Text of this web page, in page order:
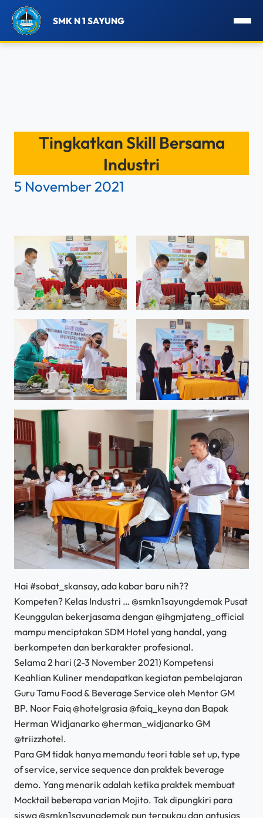
SMK N 1 SAYUNG
Tingkatkan Skill Bersama
Industri
5 November 2021
Hai #sobat_skansay, ada kabar baru nih??
Kompeten? Kelas Industri … @smkn1sayungdemak Pusat
Keunggulan bekerjasama dengan @ihgmjateng_official
mampu menciptakan SDM Hotel yang handal, yang
berkompeten dan berkarakter profesional.
Selama 2 hari (2-3 November 2021) Kompetensi
Keahlian Kuliner mendapatkan kegiatan pembelajaran
Guru Tamu Food & Beverage Service oleh Mentor GM
BP. Noor Faiq @hotelgrasia @faiq_keyna dan Bapak
Herman Widjanarko @herman_widjanarko GM
@triizzhotel.
Para GM tidak hanya memandu teori table set up, type
of service, service sequence dan praktek beverage
demo. Yang menarik adalah ketika praktek membuat
Mocktail beberapa varian Mojito. Tak dipungkiri para
siswa @smkn1sayungdemak pun terpukau dan antusias